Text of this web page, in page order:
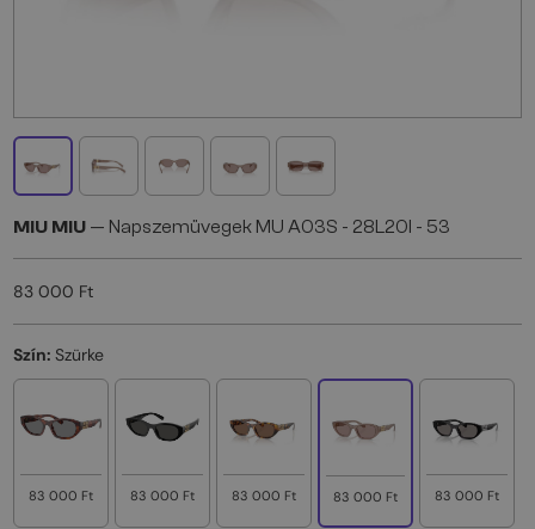
MIU MIU — Napszemüvegek MU A03S - 28L20I - 53
83 000 Ft
Szín: Szürke
83 000 Ft 83 000 Ft 83 000 Ft 83 000 Ft 83 000 Ft